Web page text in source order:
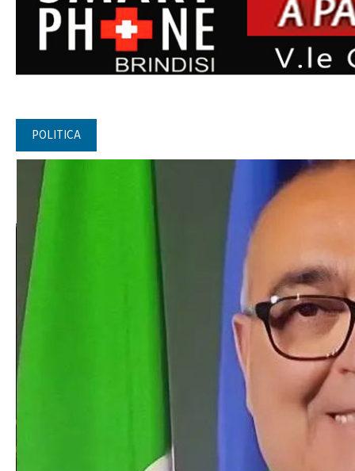
POLITICA